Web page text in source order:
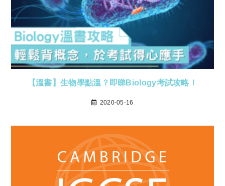
【溫書】生物學點溫？即睇Biology考試攻略！
2020-05-16